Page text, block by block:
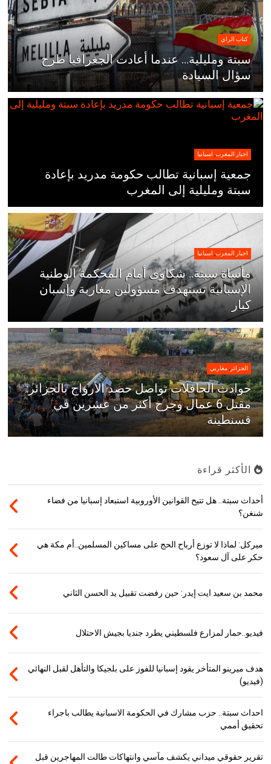
كتاب الراي
سبتة ومليلية… عندما أعادت الجغرافيا طرح
سؤال السيادة
اخبار المغرب اسبانيا
جمعية إسبانية تطالب حكومة مدريد بإعادة
سبتة ومليلية إلى المغرب
اخبار المغرب اسبانيا
مأساة سبتة.. شكاوى أمام المحكمة الوطنية
الإسبانية تستهدف مسؤولين مغاربة وإسبان
كبار
الجزائر ,مغاربي
حوادث الحافلات تواصل حصد الأرواح بالجزائر:
مقتل 6 عمال وجرح أكثر من عشرين في
قسنطينة
الأكثر قراءة
أحداث سبتة.. هل تتيح القوانين الأوروبية استبعاد إسبانيا من فضاء
شنغن؟
ميركل: لماذا لا توزع أرباح الحج على مساكين المسلمين..أم مكة هي
حكر على آل سعود؟
محمد بن سعيد ايت إيدر: حين رفضت تقبيل يد الحسن الثاني
فيديو..حمار لمزارع فلسطيني يطرد جنديا بجيش الاحتلال
هدف ميرينو المتأخر يقود إسبانيا للفوز على بلجيكا والتأهل لقبل النهائي
(فيديو)
احداث سبتة.. حزب مشارك في الحكومة الاسبانية يطالب باجراء
تحقيق أممي
تقرير حقوقي ميداني يكشف مآسي وانتهاكات طالت المهاجرين قبل